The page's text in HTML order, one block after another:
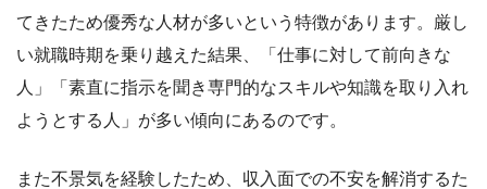
てきたため優秀な人材が多いという特徴があります。厳し
い就職時期を乗り越えた結果、「仕事に対して前向きな
人」「素直に指示を聞き専門的なスキルや知識を取り入れ
ようとする人」が多い傾向にあるのです。
また不景気を経験したため、収入面での不安を解消するた